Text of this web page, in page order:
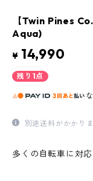
【Twin Pines
Aqua)
¥ 14,990
残り1点
別途送料がかかり
多くの自転車に対